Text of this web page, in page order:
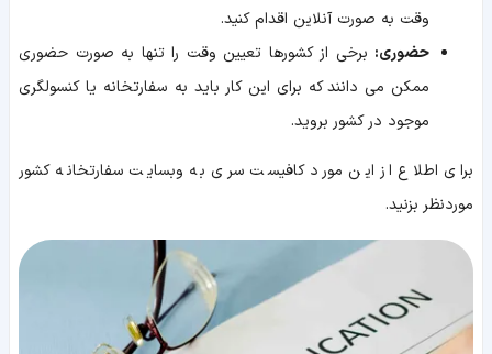
وقت به صورت آنلاین اقدام کنید.
حضوری: برخی از کشورها تعیین وقت را تنها به صورت حضوری
ممکن می دانند که برای این کار باید به سفارتخانه یا کنسولگری
موجود در کشور بروید.
برای اطلاع از این مورد کافیست سری به وبسایت سفارتخانه کشور
موردنظر بزنید.